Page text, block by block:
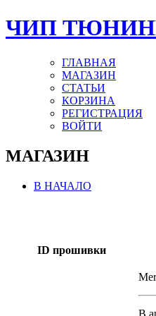
ЧИП
ГЛАВНАЯ
МАГАЗИН
СТАТЬИ
КОРЗИНА
РЕГИСТРАЦИЯ
ВОЙТИ
МАГАЗИН
В НАЧАЛО
ID прошивки
В